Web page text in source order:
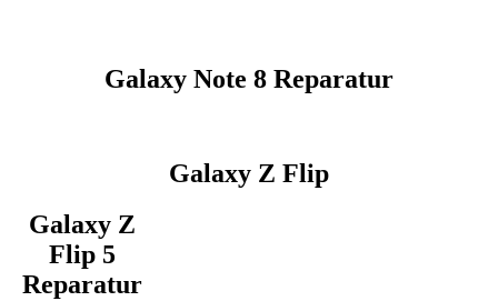
Galaxy Note 8 Reparatur
Galaxy Z Flip
Galaxy Z
Flip 5
Reparatur